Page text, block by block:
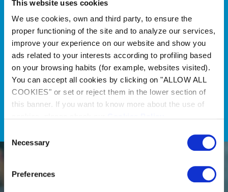
This website uses cookies
We use cookies, own and third party, to ensure the
proper functioning of the site and to analyze our services,
improve your experience on our website and show you
ads related to your interests according to profiling based
on your browsing habits (for example, websites visited).
You can accept all cookies by clicking on "ALLOW ALL
COOKIES" or set or reject them in the lower section of
this banner. If you want to know more about the use of
Selection
Necessary
Preferences
Auswahltools aus
Mit unseren Auswahltools
finden Sie die besten Zodiac®
Produkte mit nur wenigen
Klicks